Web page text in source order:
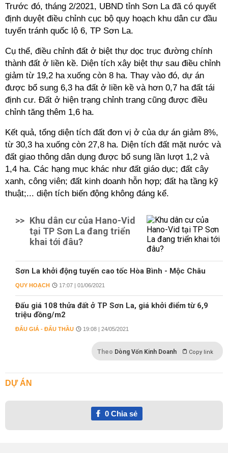
Trước đó, tháng 2/2021, UBND tỉnh Sơn La đã có quyết
định duyệt điều chỉnh cục bộ quy hoạch khu dân cư đầu
tuyến tránh quốc lộ 6, TP Sơn La.
Cụ thể, điều chỉnh đất ở biệt thự dọc trục đường chính
thành đất ở liền kề. Diện tích xây biệt thự sau điều chỉnh
giảm từ 19,2 ha xuống còn 8 ha. Thay vào đó, dự án
được bổ sung 6,3 ha đất ở liền kề và hơn 0,7 ha đất tái
định cư. Đất ở hiện trạng chỉnh trang cũng được điều
chỉnh tăng thêm 1,6 ha.
Kết quả, tổng diện tích đất đơn vị ở của dự án giảm 8%,
từ 30,3 ha xuống còn 27,8 ha. Diện tích đất mặt nước và
đất giao thông dân dụng được bổ sung lần lượt 1,2 và
1,4 ha. Các hạng mục khác như đất giáo dục; đất cây
xanh, công viên; đất kinh doanh hỗn hợp; đất hạ tầng kỹ
thuật;... diện tích biến động không đáng kể.
>> Khu dân cư của Hano-Vid
tại TP Sơn La đang triển
khai tới đâu?
Sơn La khởi động tuyến cao tốc Hòa Bình - Mộc Châu
QUY HOẠCH 17:07 | 01/06/2021
Đấu giá 108 thửa đất ở TP Sơn La, giá khởi điểm từ 6,9
triệu đồng/m2
ĐẤU GIÁ - ĐẤU THẦU 19:08 | 24/05/2021
Theo Dòng Vốn Kinh Doanh Copy link
DỰ ÁN
0Chia sẻ